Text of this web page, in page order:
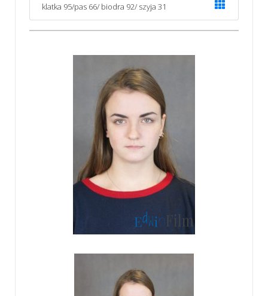
klatka 95/pas 66/ biodra 92/ szyja 31